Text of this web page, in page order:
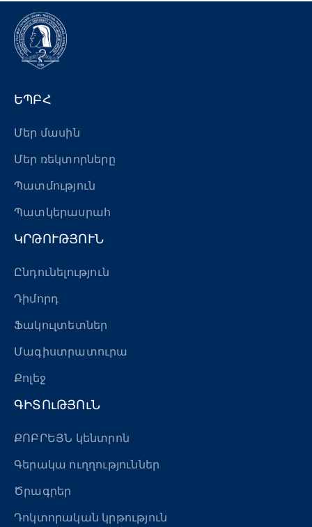
ԵՊԲՀ
Մեր մասին
Մեր ռեկտորները
Պատմություն
Պատկերասրահ
ԿՐԹՈՒԹՅՈՒՆ
Ընդունելություն
Դիմորդ
Ֆակուլտետներ
Մագիստրատուրա
Քոլեջ
ԳԻՏՈւԹՅՈւՆ
ՔՈԲՐԵՅՆ կենտրոն
Գերակա ուղղություններ
Ծրագրեր
Դոկտորական կրթություն